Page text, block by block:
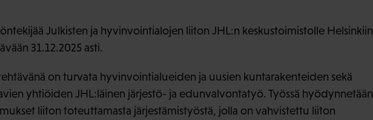
Julkisten ja hyvinvointialojen liiton JHL:n keskustoimistolle Helsinkiin
31.12.2025 asti.
on turvata hyvinvointialueiden ja uusien kuntarakenteiden sekä
yhtiöiden JHL:läinen järjestö- ja edunvalvontatyö. Työssä hyödynnetään
liiton toteuttamasta järjestämistyöstä, jolla on vahvistettu liiton